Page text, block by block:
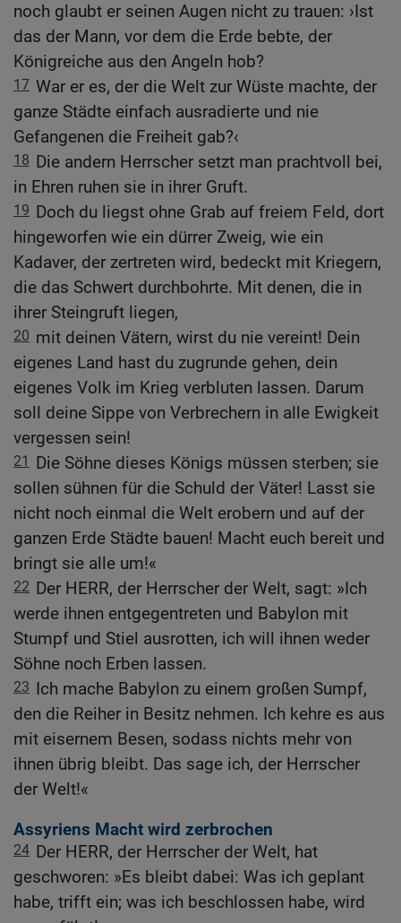
noch glaubt er seinen Augen nicht zu trauen: ›Ist
das der Mann, vor dem die Erde bebte, der
Königreiche aus den Angeln hob?
17 War er es, der die Welt zur Wüste machte, der
ganze Städte einfach ausradierte und nie
Gefangenen die Freiheit gab?‹
18 Die andern Herrscher setzt man prachtvoll bei,
in Ehren ruhen sie in ihrer Gruft.
19 Doch du liegst ohne Grab auf freiem Feld, dort
hingeworfen wie ein dürrer Zweig, wie ein
Kadaver, der zertreten wird, bedeckt mit Kriegern,
die das Schwert durchbohrte. Mit denen, die in
ihrer Steingruft liegen,
20 mit deinen Vätern, wirst du nie vereint! Dein
eigenes Land hast du zugrunde gehen, dein
eigenes Volk im Krieg verbluten lassen. Darum
soll deine Sippe von Verbrechern in alle Ewigkeit
vergessen sein!
21
Die Söhne dieses Königs müssen sterben; sie
sollen sühnen für die Schuld der Väter! Lasst sie
nicht noch einmal die Welt erobern und auf der
ganzen Erde Städte bauen! Macht euch bereit und
bringt sie alle um!«
22 Der HERR, der Herrscher der Welt, sagt: »Ich
werde ihnen entgegentreten und Babylon mit
Stumpf und Stiel ausrotten, ich will ihnen weder
Söhne noch Erben lassen.
23 Ich mache Babylon zu einem großen Sumpf,
den die Reiher in Besitz nehmen. Ich kehre es aus
mit eisernem Besen, sodass nichts mehr von
ihnen übrig bleibt. Das sage ich, der Herrscher
der Welt!«
Assyriens Macht wird zerbrochen
24 Der HERR, der Herrscher der Welt, hat
geschworen: »Es bleibt dabei: Was ich geplant
habe, trifft ein; was ich beschlossen habe, wird